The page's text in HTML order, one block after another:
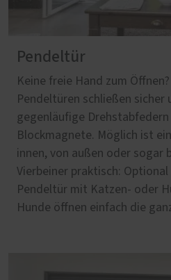
Pendeltür
Keine freie Hand zum
Pendeltüren schließen sicher
gegenläufige
Blockmagnete. Möglich ist
innen, von außen oder sogar
Vierbeiner praktisch:
Pendeltür mit Katzen- oder
Hunde öffnen einfach die